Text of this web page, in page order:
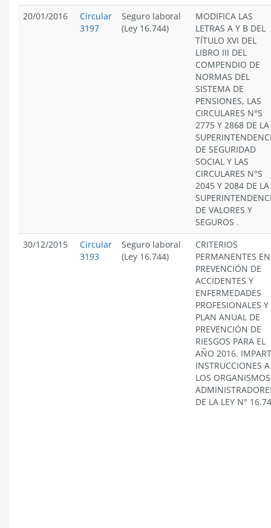
20/01/2016
Circular
3197
Seguro laboral
(Ley 16.744)
MODIFICA LAS
LETRAS A Y B DEL
TÍTULO XVI DEL
LIBRO III DEL
COMPENDIO DE
NORMAS DEL
SISTEMA DE
PENSIONES, LAS
CIRCULARES N°S
2775 Y 2868 DE LA
DE SEGURIDAD
SOCIAL Y LAS
CIRCULARES N°S
2045 Y 2084 DE LA
DE VALORES Y
SEGUROS .
30/12/2015
Circular
3193
Seguro laboral
(Ley 16.744)
CRITERIOS
PERMANENTES EN
PREVENCIÓN DE
ACCIDENTES Y
ENFERMEDADES
PROFESIONALES Y
PLAN ANUAL DE
PREVENCIÓN DE
RIESGOS PARA EL
AÑO 2016.
INSTRUCCIONES A
LOS ORGANISMOS
DE LA LEY N°